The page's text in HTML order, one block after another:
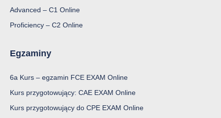
Advanced – C1 Online
Proficiency – C2 Online
Egzaminy
6a Kurs – egzamin FCE EXAM Online
Kurs przygotowujący: CAE EXAM Online
Kurs przygotowujący do CPE EXAM Online